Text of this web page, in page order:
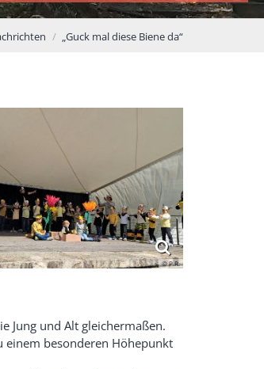
„Guck mal diese Biene da“
© P.R.
Jung und Alt gleichermaßen.
einem besonderen Höhepunkt